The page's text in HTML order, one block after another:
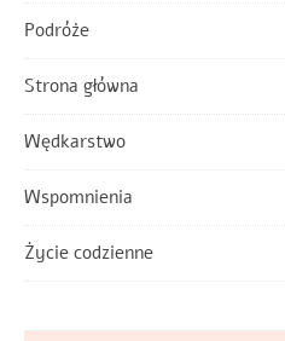
Podróże
Strona główna
Wędkarstwo
Wspomnienia
Życie codzienne